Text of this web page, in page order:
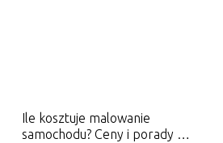
Ile kosztuje malowanie
samochodu? Ceny i porady na